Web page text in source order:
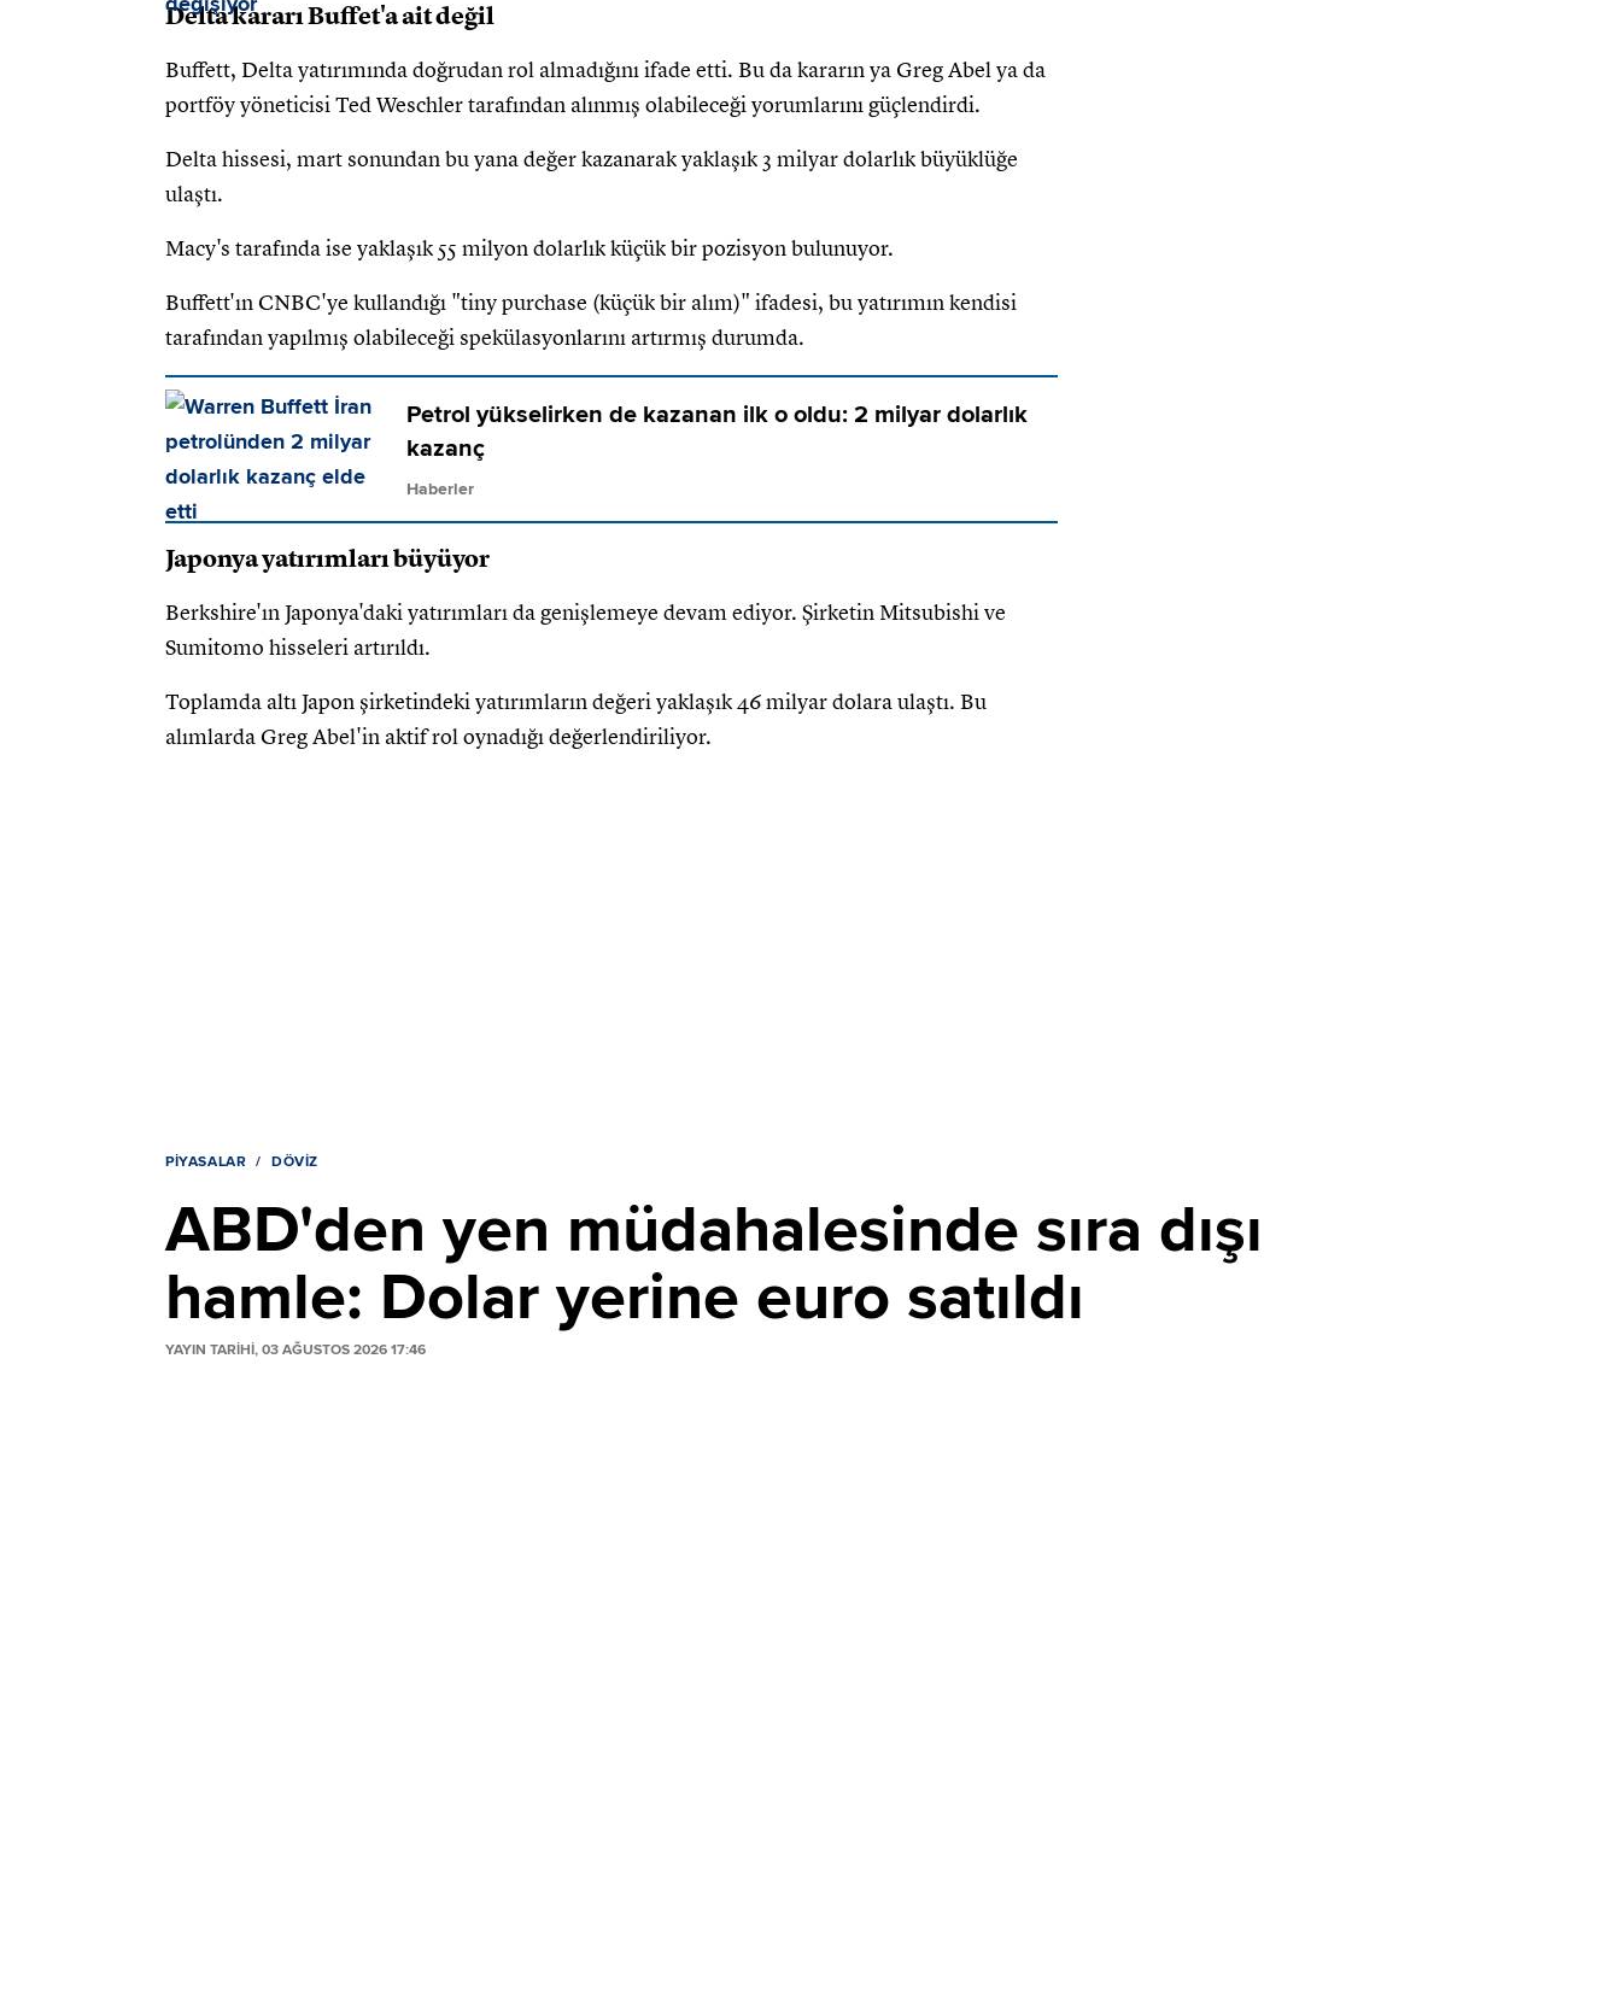
Delta kararı Buffet'a ait değil
Buffett, Delta yatırımında doğrudan rol almadığını ifade etti. Bu da kararın ya Greg Abel ya da
portföy yöneticisi Ted Weschler tarafından alınmış olabileceği yorumlarını güçlendirdi.
Delta hissesi, mart sonundan bu yana değer kazanarak yaklaşık 3 milyar dolarlık büyüklüğe
ulaştı.
Macy's tarafında ise yaklaşık 55 milyon dolarlık küçük bir pozisyon bulunuyor.
Buffett'ın CNBC'ye kullandığı "tiny purchase (küçük bir alım)" ifadesi, bu yatırımın kendisi
tarafından yapılmış olabileceği spekülasyonlarını artırmış durumda.
Petrol yükselirken de kazanan ilk o oldu: 2 milyar dolarlık
kazanç
Haberler
Japonya yatırımları büyüyor
Berkshire'ın Japonya'daki yatırımları da genişlemeye devam ediyor. Şirketin Mitsubishi ve
Sumitomo hisseleri artırıldı.
Toplamda altı Japon şirketindeki yatırımların değeri yaklaşık 46 milyar dolara ulaştı. Bu
alımlarda Greg Abel'in aktif rol oynadığı değerlendiriliyor.
PIYASALAR DÖVIZ
ABD'den yen müdahalesinde sıra dışı
hamle: Dolar yerine euro satıldı
YAYIN TARİHİ, 03 AĞUSTOS 2026 17:46